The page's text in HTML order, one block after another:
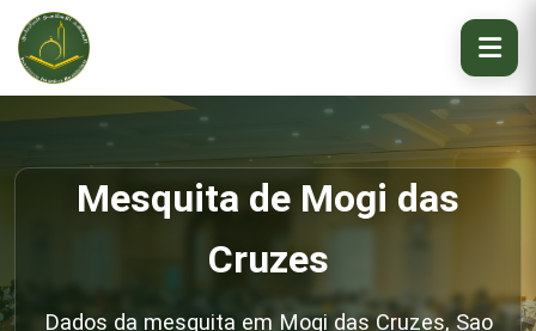
Mesquita de Mogi das
Cruzes
Dados da mesquita em Mogi das Cruzes, Sao